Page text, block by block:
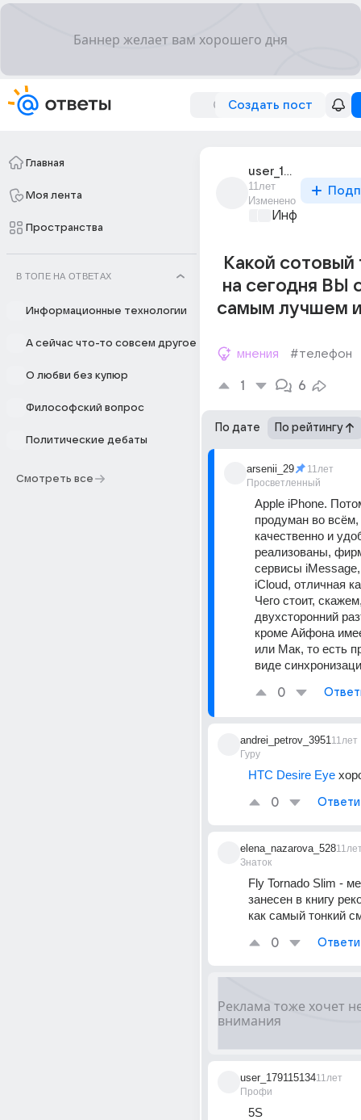
Создать пост
Главная
Моя лента
Пространства
В ТОПЕ НА ОТВЕТАХ
Информационные технологии
А сейчас что-то совсем другое
О любви без купюр
Философский вопрос
Политические дебаты
Смотреть все
user_187880853
11лет
Изменено
Какой
на сегодня ВЫ
самым лучшем
мнения #телефон
1 6
По дате По рейтингу
arsenii_29
Просветленный
11лет
Apple iPhone.
продуман во
качественно и
реализованы,
сервисы
iCloud, отличная
Чего стоит,
двухсторонний
кроме Айфона
или Мак, то есть
виде
0
andrei_petrov_3951
Гуру
11лет
HTC Desire Eye
0
elena_nazarova_528
Знаток
Fly Tornado Slim -
занесен в книгу
как самый тонкий
0
user_179115134
Профи
11лет
5S